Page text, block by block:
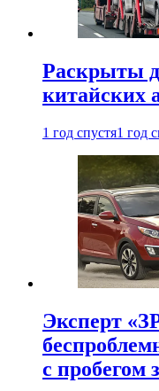
Раскрыты
китайских
1 год спустя1 год
Эксперт
с пробегом